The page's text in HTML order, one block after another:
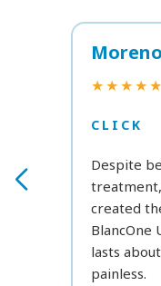
★★★★★
CLICK
Despite
created
BlancOne
lasts
painless.